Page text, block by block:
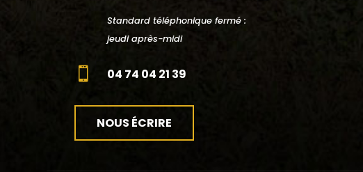
Standard téléphonique fermé :
jeudi après-midi
 04 74 04 21 39
NOUS ÉCRIRE